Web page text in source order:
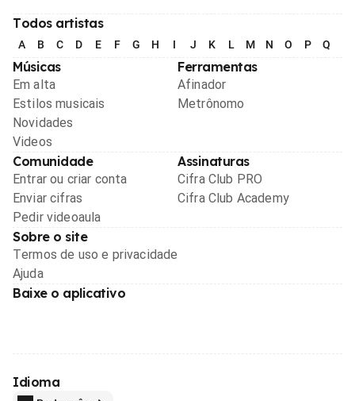
Todos artistas
A B C D E F G H I J K L M N O P Q
Músicas
Em alta
Estilos musicais
Novidades
Videos
Ferramentas
Afinador
Metrônomo
Comunidade
Entrar ou criar conta
Enviar cifras
Pedir videoaula
Assinaturas
Cifra Club PRO
Cifra Club Academy
Sobre o site
Termos de uso e privacidade
Ajuda
Baixe o aplicativo
Idioma